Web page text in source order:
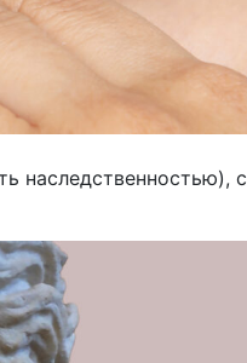
наследственностью), с